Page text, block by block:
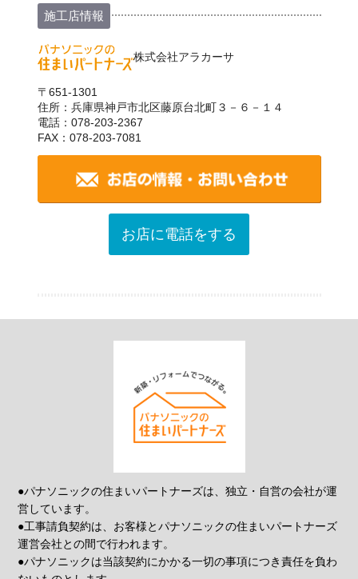
施工店情報
株式会社アラカーサ
〒651-1301
住所：兵庫県神戸市北区藤原台北町３－６－１４
電話：078-203-2367
FAX：078-203-7081
お店に電話をする
●パナソニックの住まいパートナーズは、独立・自営の会社が運
営しています。
●工事請負契約は、お客様とパナソニックの住まいパートナーズ
運営会社との間で行われます。
●パナソニックは当該契約にかかる一切の事項につき責任を負わ